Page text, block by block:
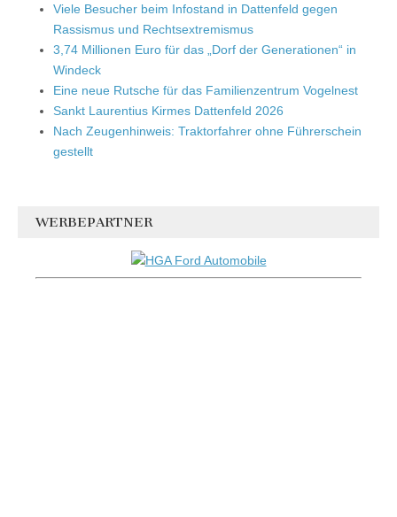
Viele Besucher beim Infostand in Dattenfeld gegen
Rassismus und Rechtsextremismus
3,74 Millionen Euro für das „Dorf der Generationen“ in
Windeck
Eine neue Rutsche für das Familienzentrum Vogelnest
Sankt Laurentius Kirmes Dattenfeld 2026
Nach Zeugenhinweis: Traktorfahrer ohne Führerschein
gestellt
WERBEPARTNER